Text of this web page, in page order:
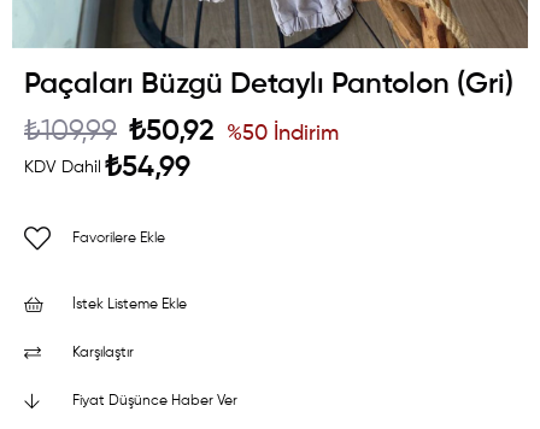
Paçaları Büzgü Detaylı Pantolon (Gri)
₺109,99 ₺50,92
KDV Dahil ₺54,99
%50 İndirim
Favorilere Ekle
İstek Listeme Ekle
Karşılaştır
Fiyat Düşünce Haber Ver